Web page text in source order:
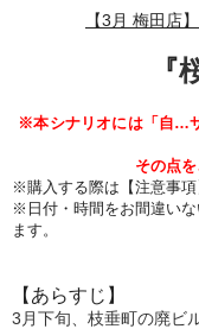
【3月 梅田店
『
※本シナリオには「自…
その点を
※購入する際は【注意事項
※日付・時間をお間違いな
ます。
【あらすじ】
3月下旬、枝垂町の廃ビル